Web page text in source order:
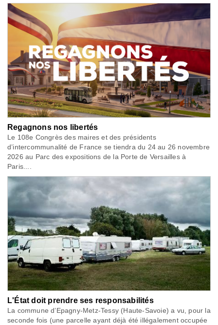
Regagnons nos libertés
Le 108e Congrès des maires et des présidents
d’intercommunalité de France se tiendra du 24 au 26 novembre
2026 au Parc des expositions de la Porte de Versailles à
Paris....
L'État doit prendre ses responsabilités
La commune d’Epagny-Metz-Tessy (Haute-Savoie) a vu, pour la
seconde fois (une parcelle ayant déjà été illégalement occupée